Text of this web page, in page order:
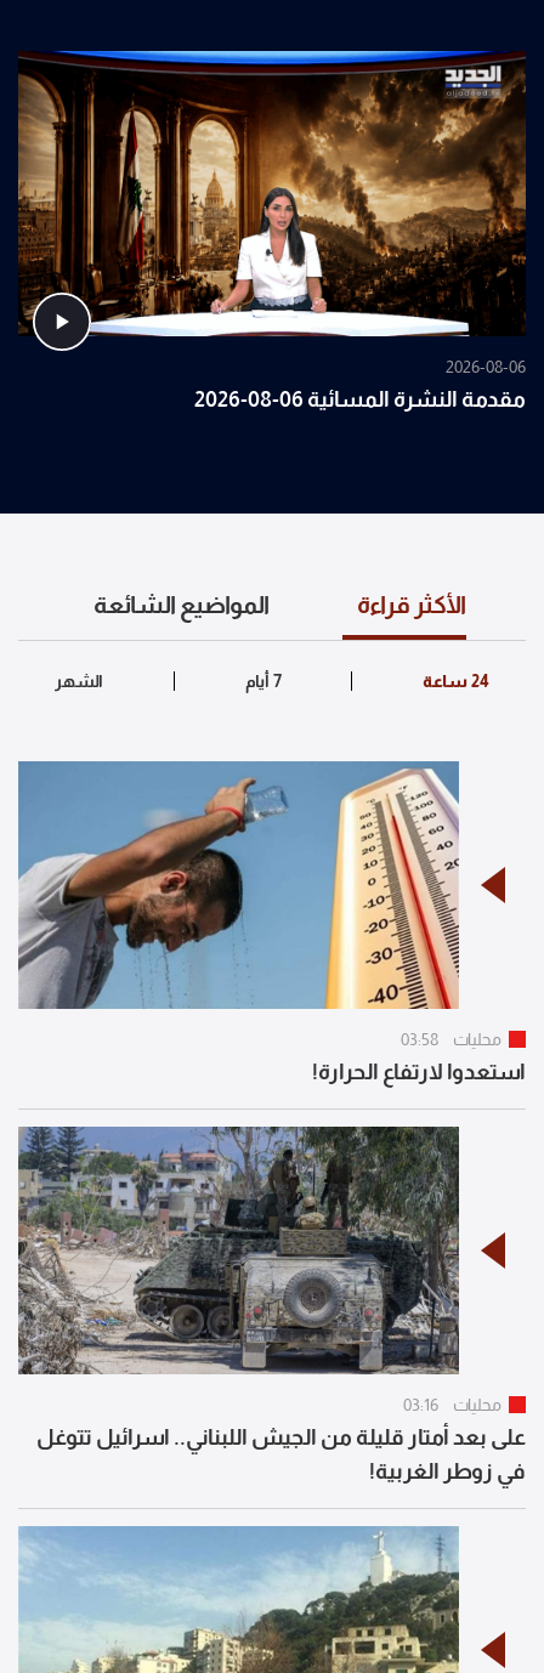
2026-08-06
مقدمة النشرة المسائية 06-08-2026
الأكثر قراءة المواضيع الشائعة
محليات 03:58
استعدوا لارتفاع الحرارة!
محليات 03:16
على بعد أمتار قليلة من الجيش اللبناني.. اسرائيل تتوغل
في زوطر الغربية!